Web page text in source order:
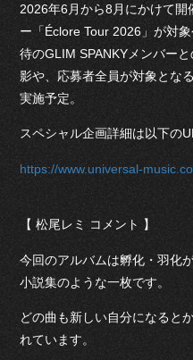
2026年6月から8月にかけて
ー「Éclore Tour 2026」が対
待のGLIM SPANKYメンバー
影や、応募者全員が対象とな
実施予定。
スペシャル企画詳細は以下の
https://www.universal-
【 松尾レミ コメント 】
今回のアルバムは孵化・羽化
小説集のような一枚です。
どの曲も新しい自分になると
れています。